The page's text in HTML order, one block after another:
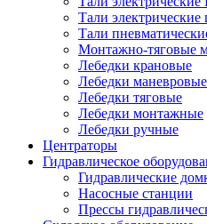
Тали
Тали
Монтажно-тяговые
Лебедки крановые
Лебедки маневровые
Лебедки тяговые
Лебедки монтажные
Лебедки ручные
Центраторы
Гидравлическое
Гидравлические
Насосные станции
Прессы